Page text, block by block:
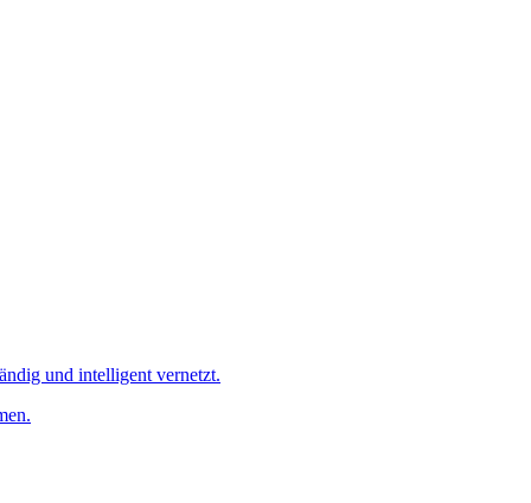
und intelligent vernetzt.